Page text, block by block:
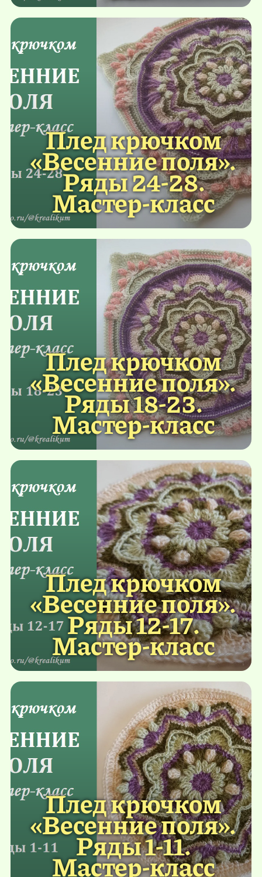
Плед крючком
«Весенние поля».
Ряды 24-28.
Мастер-класс
Плед крючком
«Весенние поля».
Ряды 18-23.
Мастер-класс
Плед крючком
«Весенние поля».
Ряды 12-17.
Мастер-класс
Плед крючком
«Весенние поля».
Ряды 1-11.
Мастер-класс